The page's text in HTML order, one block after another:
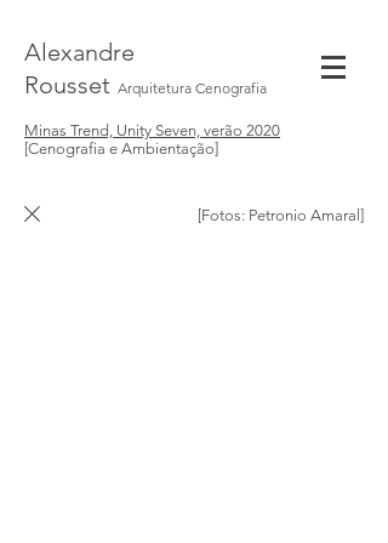
Alexandre
Rousset Arquitetura Cenografia
Minas Trend, Unity Seven, verão 2020
[Cenografia e Ambientação]
[Fotos: Petronio Amaral]